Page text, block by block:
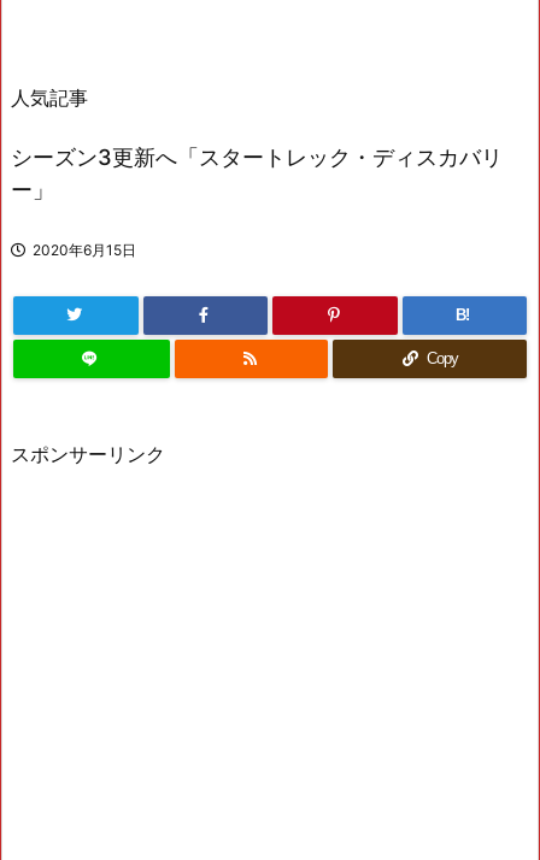
人気記事
シーズン3更新へ「スタートレック・ディスカバリ
ー」
2020年6月15日
B!
Copy
スポンサーリンク